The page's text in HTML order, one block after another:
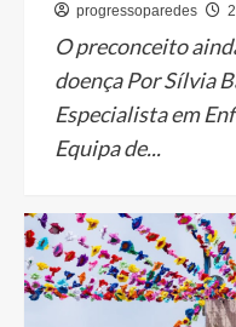
progressoparedes
O preconceito
doença Por Sílvia
Especialista em
Equipa de...